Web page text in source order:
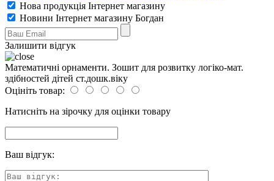
Нова продукція Інтернет магазину
Новини Інтернет магазину Богдан
Залишити відгук
Математичні орнаменти. Зошит для розвитку логіко-мат.
здібностей дітей ст.дошк.віку
Оцініть товар:
Натисніть на зірочку для оцінки товару
Ваш відгук: